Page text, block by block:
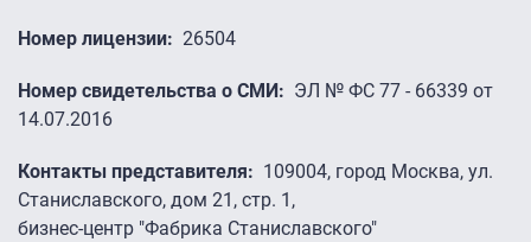
Номер лицензии 26504
Номер свидетельства о СМИ
ЭЛ № ФС 77 - 66339 от
14.07.2016
Контакты представителя
109004, город Москва, ул.
Станиславского, дом 21, стр. 1,
бизнес-центр "Фабрика Станиславского"